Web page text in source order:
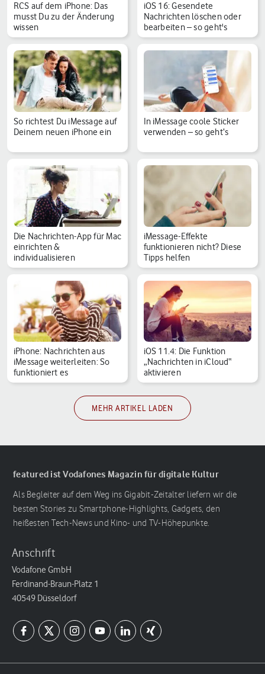
RCS auf dem iPhone: Das
musst Du zu der Änderung
wissen
iOS 16: Gesendete
Nachrichten löschen oder
bearbeiten – so geht's
So richtest Du iMessage auf
Deinem neuen iPhone ein
In iMessage coole Sticker
verwenden – so geht‘s
Die Nachrichten-App für Mac
einrichten &
individualisieren
iMessage-Effekte
funktionieren nicht? Diese
Tipps helfen
iPhone: Nachrichten aus
iMessage weiterleiten: So
funktioniert es
iOS 11.4: Die Funktion
„Nachrichten in iCloud“
aktivieren
MEHR ARTIKEL LADEN
featured ist Vodafones Magazin für digitale Kultur
Als Begleiter auf dem Weg ins Gigabit-Zeitalter liefern wir die
besten Stories zu Smartphone-Highlights, Gadgets, den
heißesten Tech-News und Kino- und TV-Höhepunkte.
Anschrift
Vodafone GmbH
Ferdinand-Braun-Platz 1
40549 Düsseldorf